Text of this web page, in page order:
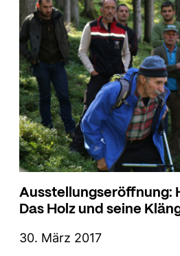
Ausstellungseröffnung:
Das Holz und seine
30. März 2017